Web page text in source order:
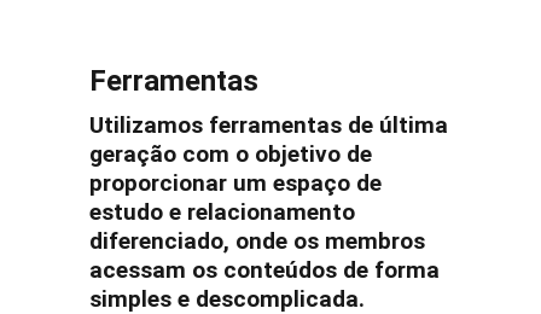
Ferramentas
Utilizamos ferramentas de última
geração com o objetivo de
proporcionar um espaço de
estudo e relacionamento
diferenciado, onde os membros
acessam os conteúdos de forma
simples e descomplicada.